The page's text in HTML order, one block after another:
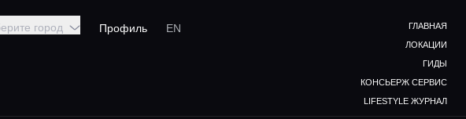
город Профиль EN
ГЛАВНАЯ
ЛОКАЦИИ
ГИДЫ
КОНСЬЕРЖ СЕРВИС
LIFESTYLE ЖУРНАЛ